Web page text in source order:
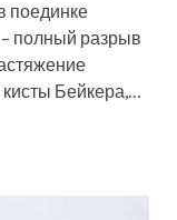
поединке
полный разрыв
кисты Бейкера,…